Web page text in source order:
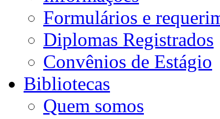
Formulários e
Diplomas Registrados
Convênios de Estágio
Bibliotecas
Quem somos